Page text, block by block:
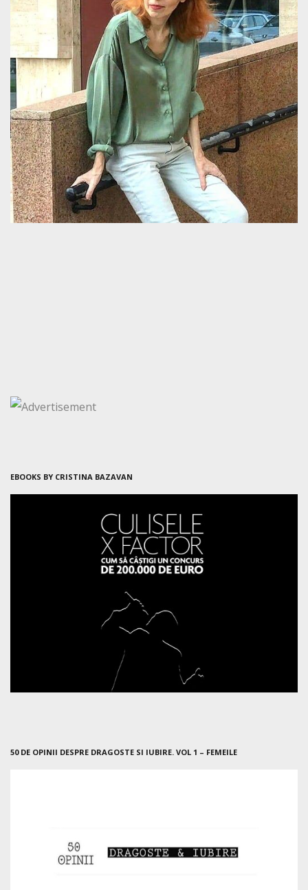
EBOOKS BY CRISTINA BAZAVAN
50 DE OPINII DESPRE DRAGOSTE SI IUBIRE. VOL 1 – FEMEILE